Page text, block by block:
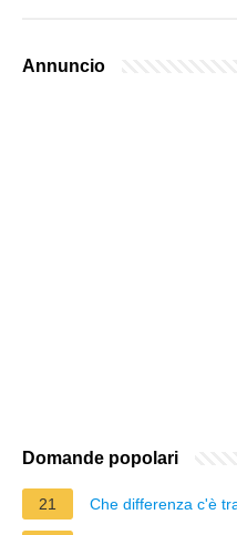
Annuncio
Domande popolari
21 Che differenza c'è